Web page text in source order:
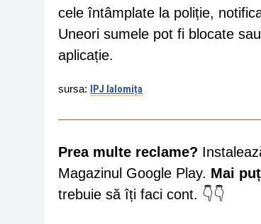
cele întâmplate la poliție,
Uneori sumele pot fi blocate
aplicație.
sursa: IPJ Ialomița
Prea multe reclame?
Magazinul Google Play. Mai
trebuie să îți faci cont. 👇👇